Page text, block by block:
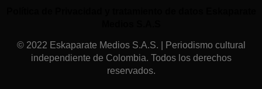
© 2022 Eskaparate Medios S.A.S. | Periodismo cultural
independiente de Colombia. Todos los derechos
reservados.